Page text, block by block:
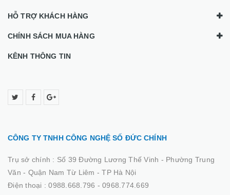
HỖ TRỢ KHÁCH HÀNG
CHÍNH SÁCH MUA HÀNG
KÊNH THÔNG TIN
CÔNG TY TNHH CÔNG NGHỆ SỐ ĐỨC CHÍNH
Trụ sở chính : Số 39 Đường Lương Thế Vinh - Phường Trung
Văn - Quận Nam Từ Liêm - TP Hà Nội
Điện thoại :0988.668.796 - 0968.774.669